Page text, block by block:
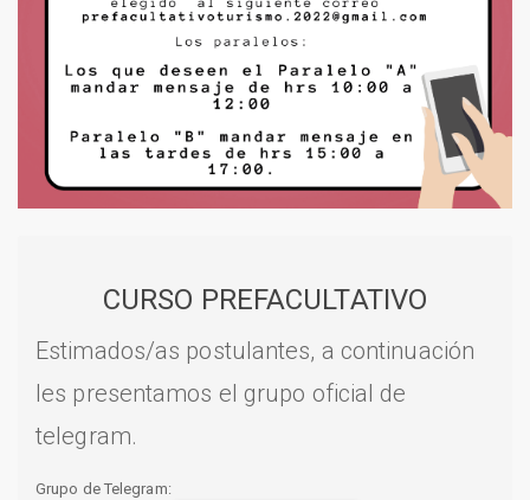
CURSO PREFACULTATIVO
Estimados/as postulantes, a continuación
les presentamos el grupo oficial de
telegram.
Grupo de Telegram: